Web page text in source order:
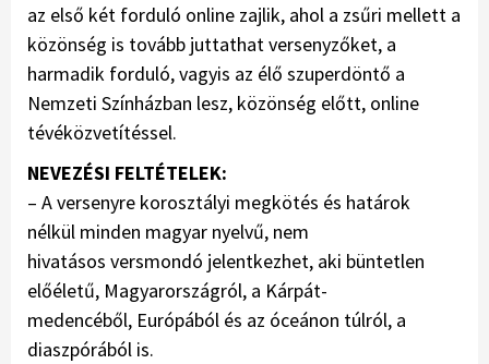
az első két forduló online zajlik, ahol a zsűri mellett a
közönség is tovább juttathat versenyzőket, a
harmadik forduló, vagyis az élő szuperdöntő a
Nemzeti Színházban lesz, közönség előtt, online
tévéközvetítéssel.
NEVEZÉSI FELTÉTELEK:
– A versenyre korosztályi megkötés és határok
nélkül minden magyar nyelvű, nem
hivatásos versmondó jelentkezhet, aki büntetlen
előéletű, Magyarországról, a Kárpát-
medencéből, Európából és az óceánon túlról, a
diaszpórából is.